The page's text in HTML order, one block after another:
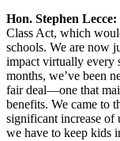
Hon. Stephen Lecce:
Class Act, which
schools. We are now
impact virtually every
months, we’ve been
fair deal—one that
benefits. We came to
significant increase of
we have to keep kids